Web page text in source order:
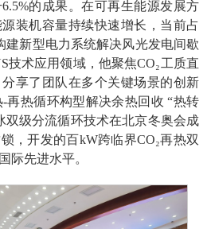
的成果。在可再生能源发展方
装机容量持续快速增长，当前占
建新型电力系统解决风光发电间歇
技术应用领域，他聚焦CO₂工质直
享了团队在多个关键场景的创新
再热循环构型解决余热回收 “热转
双级分流循环技术在北京冬奥会成
，开发的百kW跨临界CO₂再热双
际先进水平。